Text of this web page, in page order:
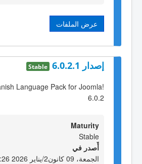
عرض الملفات
إصدار 6.0.2.1 Stable
Language Pack for Joomla!
6.0.2
Maturity
Stable
أٌصدر في
الجمعة، 09 كانون2/يناير 2026 08:26